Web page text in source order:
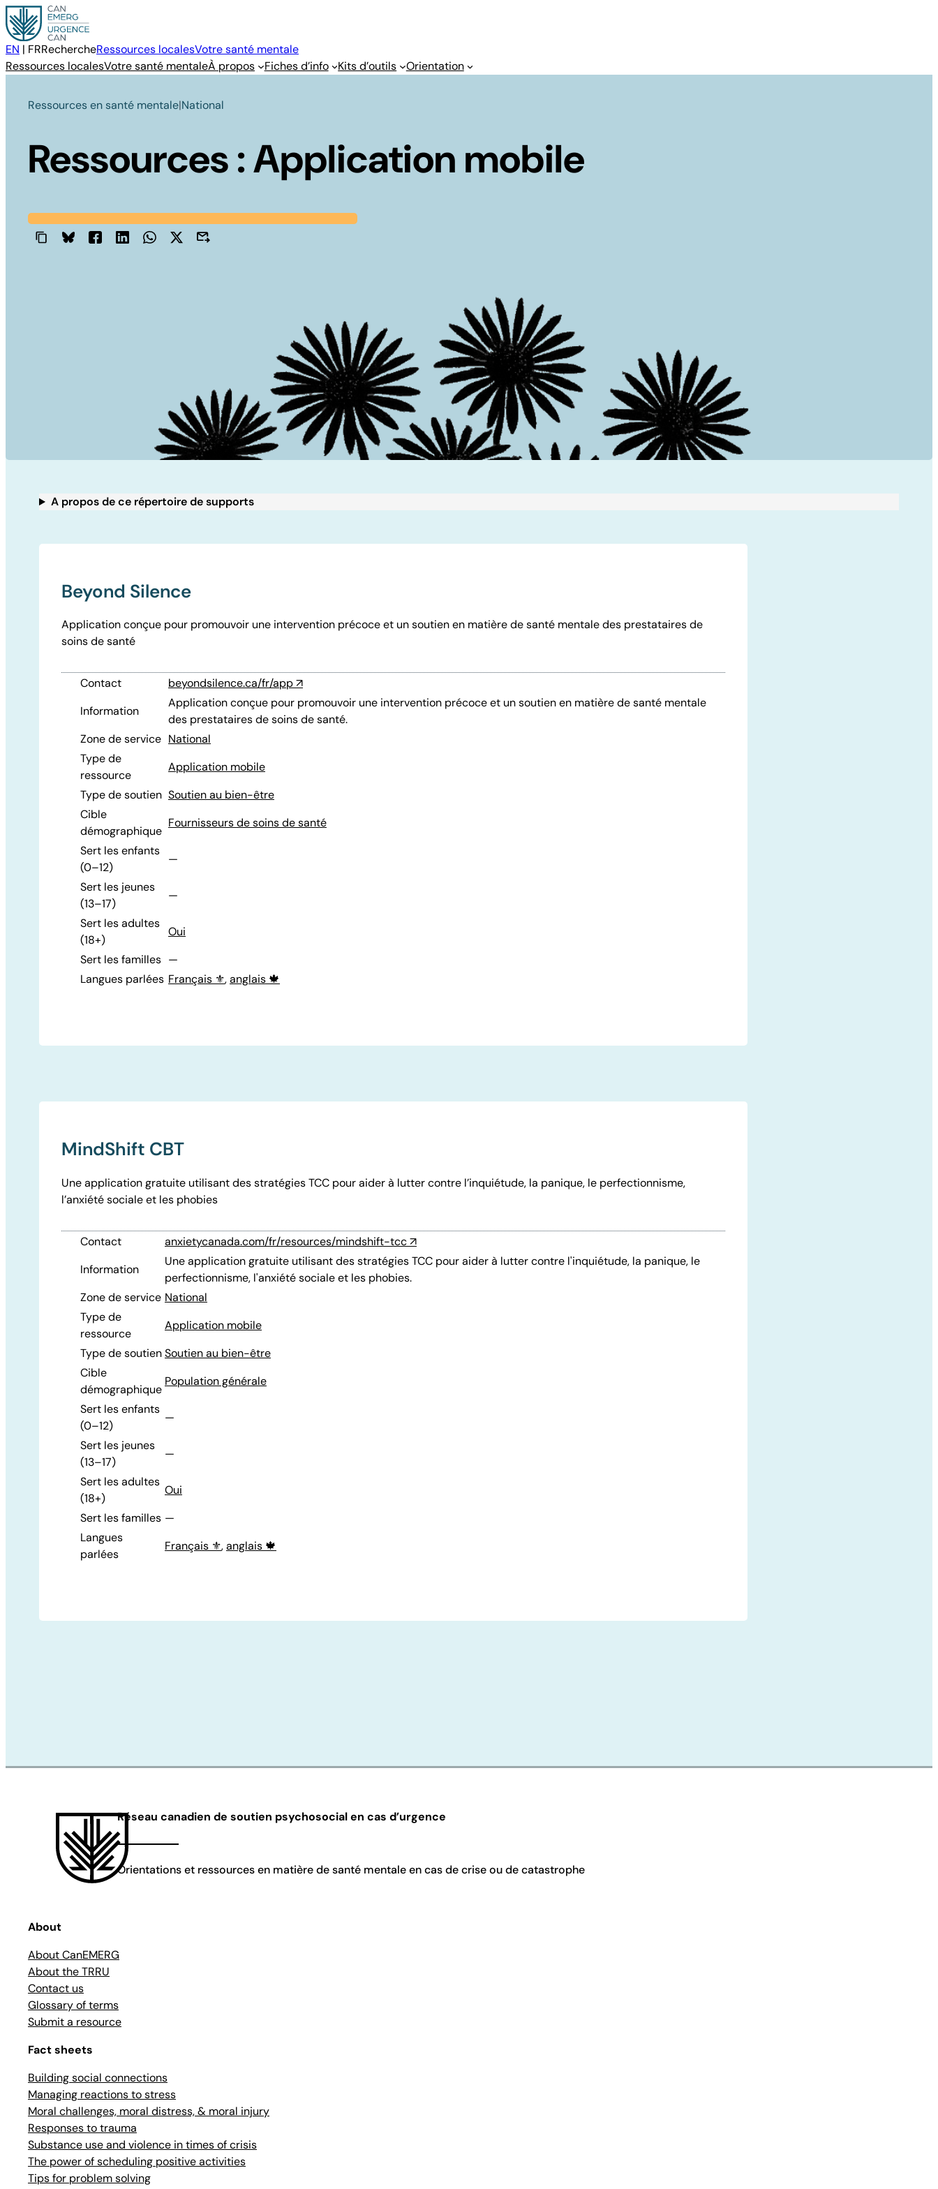
Aller
au
contenu
EN | FRRechercheRessources localesVotre santé mentale
Ressources localesVotre santé mentaleÀ propos Fiches d’info Kits d’outils Orientation
Ressources en santé mentale|National
Ressources : Application mobile
A propos de ce répertoire de supports
Beyond Silence
Application conçue pour promouvoir une intervention précoce et un soutien en matière de santé mentale des prestataires de
soins de santé
Contact beyondsilence.ca/fr/app↗
Information
Application conçue pour promouvoir une intervention précoce et un soutien en matière de santé mentale
des prestataires de soins de santé.
Zone de service National
Type de
ressource
Application mobile
Type de soutien Soutien au bien-être
Cible
démographique
Fournisseurs de soins de santé
Sert les enfants
(0–12)
—
Sert les jeunes
(13–17)
—
Sert les adultes
(18+)
Oui
Sert les familles —
Langues parlées Français ⚜️,anglais 🍁
MindShift CBT
Une application gratuite utilisant des stratégies TCC pour aider à lutter contre l’inquiétude, la panique, le perfectionnisme,
l’anxiété sociale et les phobies
Contact anxietycanada.com/fr/resources/mindshift-tcc↗
Information
Une application gratuite utilisant des stratégies TCC pour aider à lutter contre l'inquiétude, la panique, le
perfectionnisme, l'anxiété sociale et les phobies.
Zone de service National
Type de
ressource
Application mobile
Type de soutienSoutien au bien-être
Cible
démographique
Population générale
Sert les enfants
(0–12)
—
Sert les jeunes
(13–17)
—
Sert les adultes
(18+)
Oui
Sert les familles —
Langues
parlées
Français ⚜️,anglais 🍁
About
About CanEMERG
About the TRRU
Contact us
Glossary of terms
Submit a resource
Fact sheets
Building social connections
Managing reactions to stress
Moral challenges, moral distress, & moral injury
Responses to trauma
Substance use and violence in times of crisis
The power of scheduling positive activities
Tips for problem solving
Réseau canadien de soutien psychosocial en cas d’urgence
Orientations et ressources en matière de santé mentale en cas de crise ou de catastrophe